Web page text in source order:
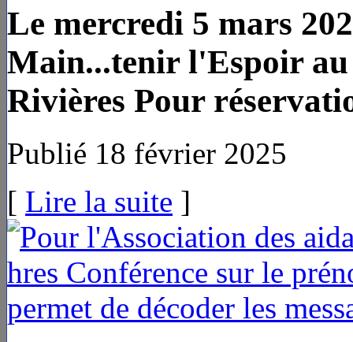
Le mercredi 5 mars
Main...tenir l'Espoir au
Rivières Pour
Publié 18 février 2025
[ Lire la suite ]